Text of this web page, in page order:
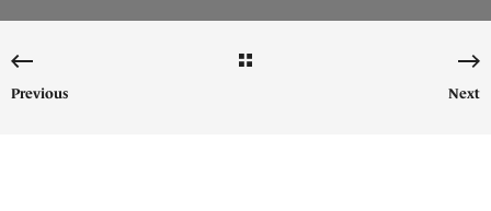
Previous Next